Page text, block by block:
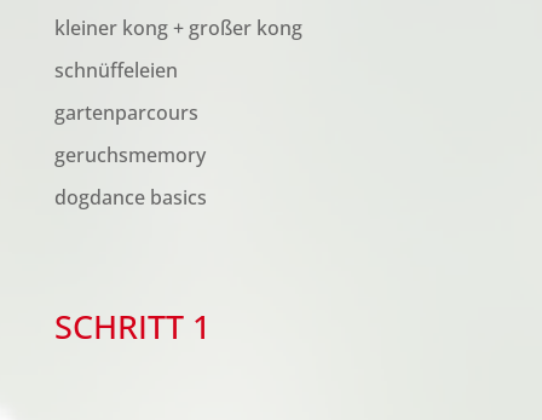
kleiner kong + großer kong
schnüffeleien
gartenparcours
geruchsmemory
dogdance basics
SCHRITT 1